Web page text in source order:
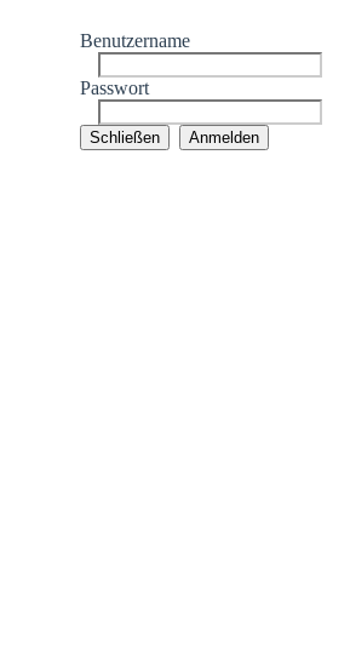
Benutzername
Passwort
Schließen